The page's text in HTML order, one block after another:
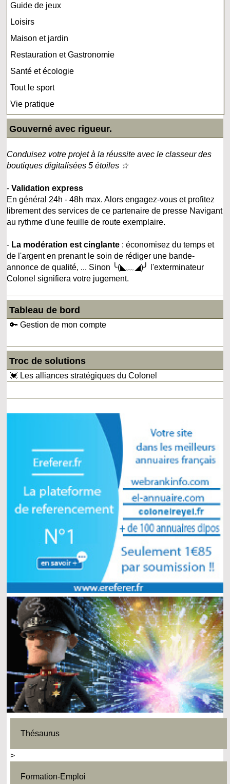
Guide de jeux
Loisirs
Maison et jardin
Restauration et Gastronomie
Santé et écologie
Tout le sport
Vie pratique
Gouverné avec rigueur.
Conduisez votre projet à la réussite avec le classeur des
boutiques digitalisées 5 étoiles ☆
-Validation express
En général 24h - 48h max. Alors engagez-vous et profitez
librement des services de ce partenaire de presse Navigant
au rythme d'une feuille de route exemplaire.
- La modération est cinglante : économisez du temps et
de l'argent en prenant le soin de rédiger une bande-
annonce de qualité, ... Sinon ╰(◣﹏◢)╯ l'exterminateur
Colonel signifiera votre jugement.
Tableau de bord
🔑 Gestion de mon compte
Troc de solutions
💓 Les alliances stratégiques du Colonel
Thésaurus
>
Formation-Emploi